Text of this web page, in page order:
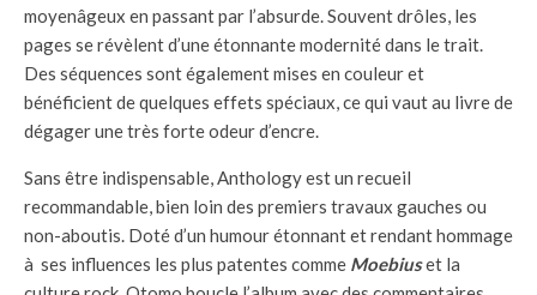
moyenâgeux en passant par l’absurde. Souvent drôles, les
pages se révèlent d’une étonnante modernité dans le trait.
Des séquences sont également mises en couleur et
bénéficient de quelques effets spéciaux, ce qui vaut au livre de
dégager une très forte odeur d’encre.
Sans être indispensable, Anthology est un recueil
recommandable, bien loin des premiers travaux gauches ou
non-aboutis. Doté d’un humour étonnant et rendant hommage
à ses influences les plus patentes comme Moebiuset la